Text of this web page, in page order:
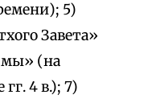
5)
Завета»
(на
4 в.); 7)